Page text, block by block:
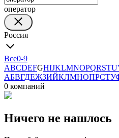
оператор
Россия
Все0-9
ABCDEFGHIJKLMNOPQRSTU
АБВГДЕЖЗИЙКЛМНОПРСТУ
0 компаний
Ничего не нашлось